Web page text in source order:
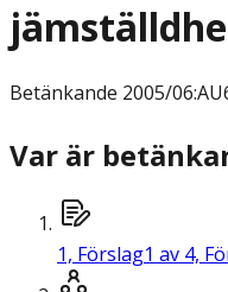
Betänkande 2005/
Var är
1, Förslag1 av 4,